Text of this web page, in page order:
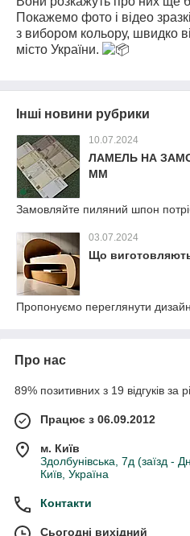
Покажемо фото і відео
з вибором кольору, швидко
місто України.
Інші новини рубрики
10.07.2024
ЛАМЕЛЬ НА
ММ
Замовляйте пиляний шпон
03.07.2024
Що
Пропонуємо переглянути
Про нас
89% позитивних з 19 відгуків за
Працює з 06.09.2012
м. Київ
Здолбунівська, 7д (заїзд -
Київ, Україна
Контакти
Сьогодні вихідний